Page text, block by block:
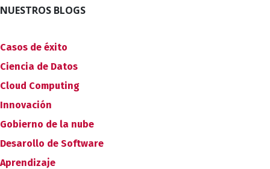
NUESTROS BLOGS
Casos de éxito
Ciencia de Datos
Cloud Computing
Innovación
Gobierno de la nube
Desarollo de Software
Aprendizaje